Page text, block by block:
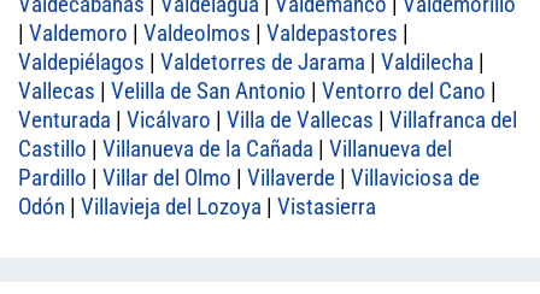
| Valdemoro | Valdeolmos | Valdepastores |
Valdepiélagos | Valdetorres de Jarama | Valdilecha |
Vallecas | Velilla de San Antonio | Ventorro del Cano |
Venturada | Vicálvaro | Villa de Vallecas | Villafranca del
Castillo | Villanueva de la Cañada | Villanueva del
Pardillo | Villar del Olmo | Villaverde | Villaviciosa de
Odón | Villavieja del Lozoya | Vistasierra